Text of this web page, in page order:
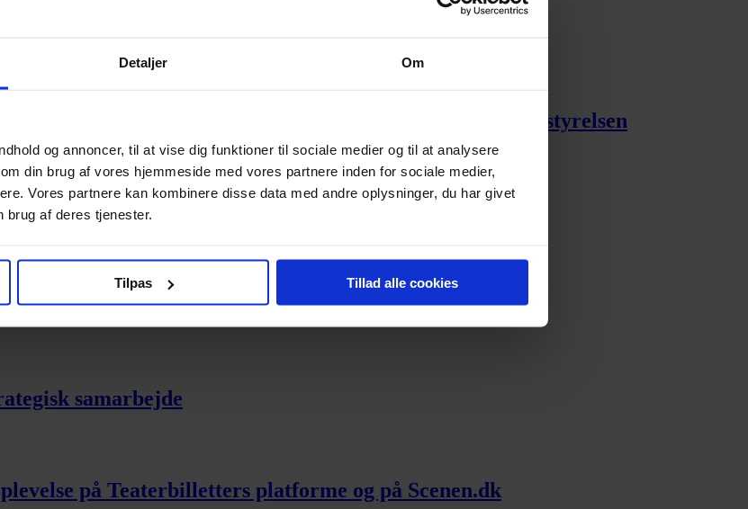
Detaljer Om
og annoncer, til at vise dig funktioner til sociale medier og til at analysere
din brug af vores hjemmeside med vores partnere inden for sociale medier,
Vores partnere kan kombinere disse data med andre oplysninger, du har givet
brug af deres tjenester.
Tilpas Tillad alle cookies
– Lars Silberbauer er tiltrådt bestyrelsen
samarbejde
på Teaterbilletters platforme og på Scenen.dk